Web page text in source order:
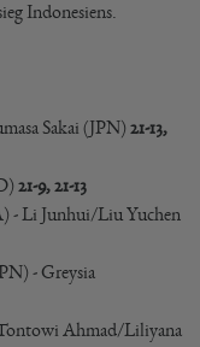
Indonesiens.
Sakai (JPN) 21-13,
21-9, 21-13
- Li Junhui/Liu Yuchen
- Greysia
Ahmad/Liliyana